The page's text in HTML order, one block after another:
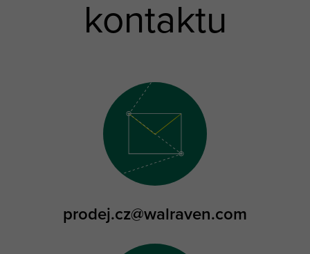
kontaktu
prodej.cz@walraven.com